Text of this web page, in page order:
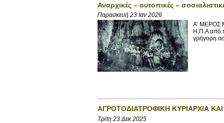
Αναρχικές – ουτοπικές –
Παρασκευή 23 Ιαν 2026
Α’ ΜΕΡΟΣ
Η.Π.Α από
γρήγορη
ΑΓΡΟΤΟΔΙΑΤΡΟΦΙΚΗ ΚΥΡΙΑΡΧΙΑ ΚΑΙ
Τρίτη 23 Δεκ 2025